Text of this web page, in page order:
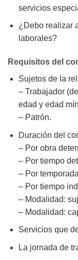
servicios
¿Debo realizar
laborales?
Requisitos del
Sujetos de la
– Trabajador
edad y edad
– Patrón.
Duración del
– Por obra
– Por tiempo
– Por
– Por tiempo
– Modalidad:
– Modalidad:
Servicios que
La jornada de